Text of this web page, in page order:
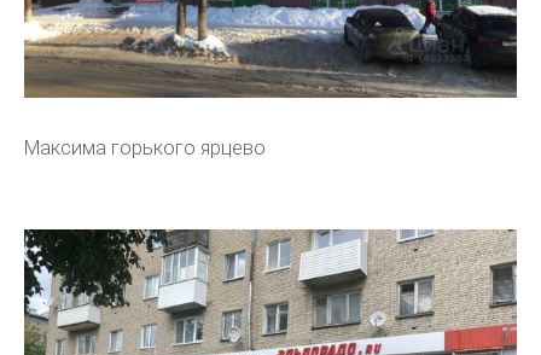
Максима горького ярцево